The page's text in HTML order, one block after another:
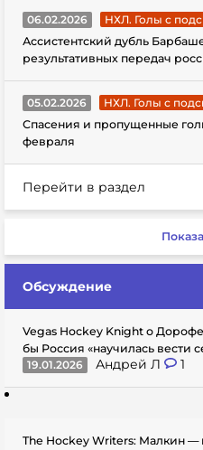
06.02.2026
НХЛ. Голы с
Ассистентский дубль
результативных передач
05.02.2026
НХЛ. Голы с
Спасения и пропущенные
февраля
Перейти в раздел
Обсуждение
Vegas Hockey Knight о
бы Россия «научилась вести
19.01.2026
Андрей Л 1
The Hockey Writers: Малкин